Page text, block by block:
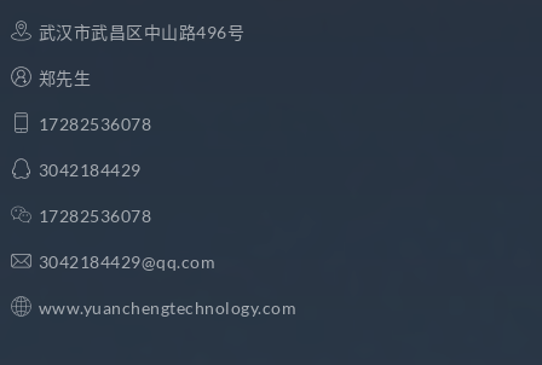
武汉市武昌区中山路496号
郑先生
17282536078
3042184429
17282536078
3042184429@qq.com
www.yuanchengtechnology.com